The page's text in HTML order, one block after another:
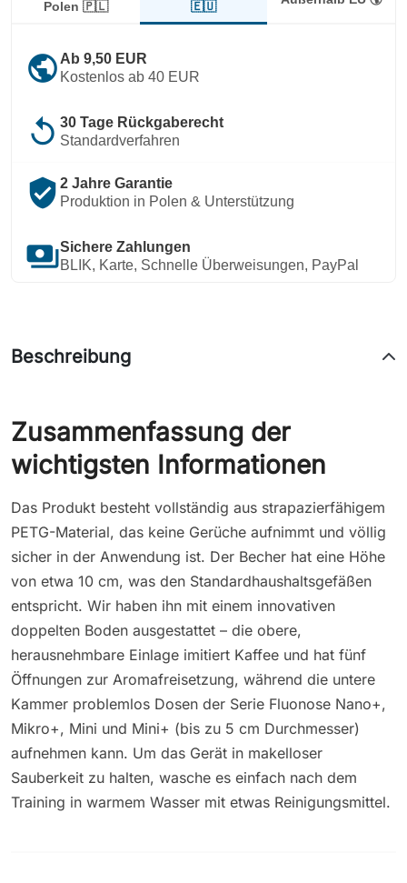
Polen 🇵🇱 🇪🇺
public Ab 9,50 EUR
Kostenlos ab 40 EUR
replay 30 Tage Rückgaberecht
Standardverfahren
verified_user 2 Jahre Garantie
Produktion in Polen & Unterstützung
paymentsSichere Zahlungen
BLIK, Karte, Schnelle Überweisungen, PayPal
Beschreibung
Zusammenfassung der
wichtigsten Informationen
Das Produkt besteht vollständig aus strapazierfähigem
PETG-Material, das keine Gerüche aufnimmt und völlig
sicher in der Anwendung ist. Der Becher hat eine Höhe
von etwa 10 cm, was den Standardhaushaltsgefäßen
entspricht. Wir haben ihn mit einem innovativen
doppelten Boden ausgestattet – die obere,
herausnehmbare Einlage imitiert Kaffee und hat fünf
Öffnungen zur Aromafreisetzung, während die untere
Kammer problemlos Dosen der Serie Fluonose Nano+,
Mikro+, Mini und Mini+ (bis zu 5 cm Durchmesser)
aufnehmen kann. Um das Gerät in makelloser
Sauberkeit zu halten, wasche es einfach nach dem
Training in warmem Wasser mit etwas Reinigungsmittel.